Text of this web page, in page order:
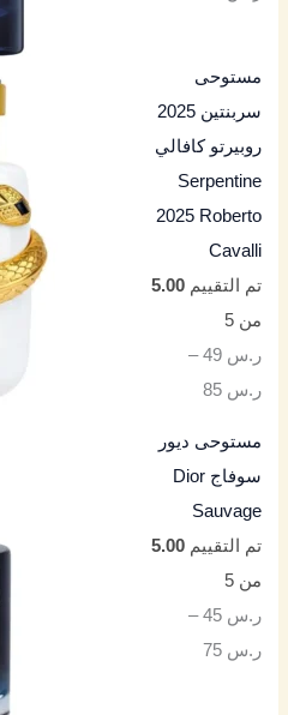
مستوحى
سربنتين 2025
روبيرتو كافالي
Serpentine
2025 Roberto
Cavalli
تم التقييم5.00
من 5
ر.س 49
–
ر.س 85
مستوحى ديور
سوفاج Dior
Sauvage
تم التقييم5.00
من 5
ر.س 45
–
ر.س 75